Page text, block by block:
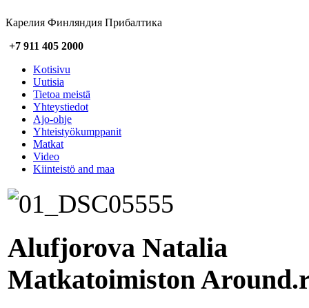
Карелия Финляндия Прибалтика
+7 911 405 2000
Kotisivu
Uutisia
Tietoa meistä
Yhteystiedot
Ajo-ohje
Yhteistyökumppanit
Matkat
Video
Kiinteistö and maa
Alufjorova Natalia
Matkatoimiston